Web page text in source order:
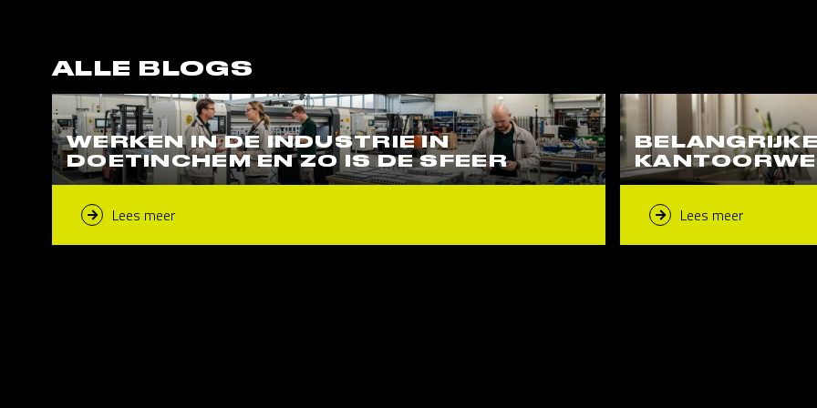
ALLE BLOGS
WERKEN IN DE INDUSTRIE IN
DOETINCHEM EN ZO IS DE SFEER
Lees meer Lees meer